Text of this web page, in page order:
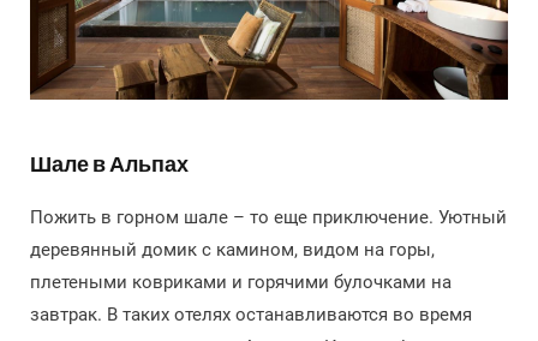
Шале в Альпах
Пожить в горном шале – то еще приключение. Уютный
деревянный домик с камином, видом на горы,
плетеными ковриками и горячими булочками на
завтрак. В таких отелях останавливаются во время